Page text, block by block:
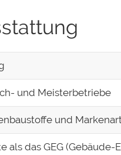
und Meisterbetriebe
und
als das GEG (Gebäude-